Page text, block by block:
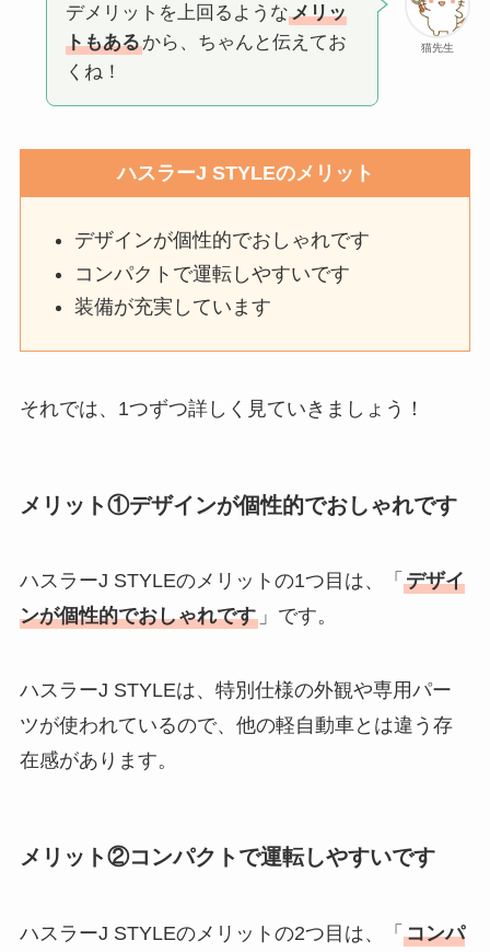
猫先生
デメリットを上回るようなメリッ
トもあるから、ちゃんと伝えてお
くね！
ハスラーJ STYLEのメリット
デザインが個性的でおしゃれです
コンパクトで運転しやすいです
装備が充実しています
それでは、1つずつ詳しく見ていきましょう！
メリット①デザインが個性的でおしゃれです
ハスラーJ STYLEのメリットの1つ目は、「 デザイ
ンが個性的でおしゃれです」です。
ハスラーJ STYLEは、特別仕様の外観や専用パー
ツが使われているので、他の軽自動車とは違う存
在感があります。
メリット②コンパクトで運転しやすいです
ハスラーJ STYLEのメリットの2つ目は、「 コンパ